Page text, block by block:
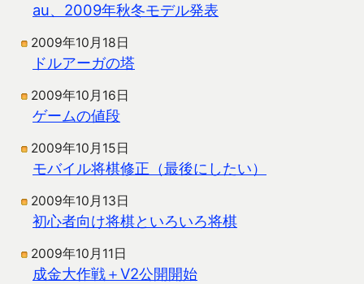
au、2009年秋冬モデル発表
2009年10月18日
ドルアーガの塔
2009年10月16日
ゲームの値段
2009年10月15日
モバイル将棋修正（最後にしたい）
2009年10月13日
初心者向け将棋といろいろ将棋
2009年10月11日
成金大作戦＋V2公開開始